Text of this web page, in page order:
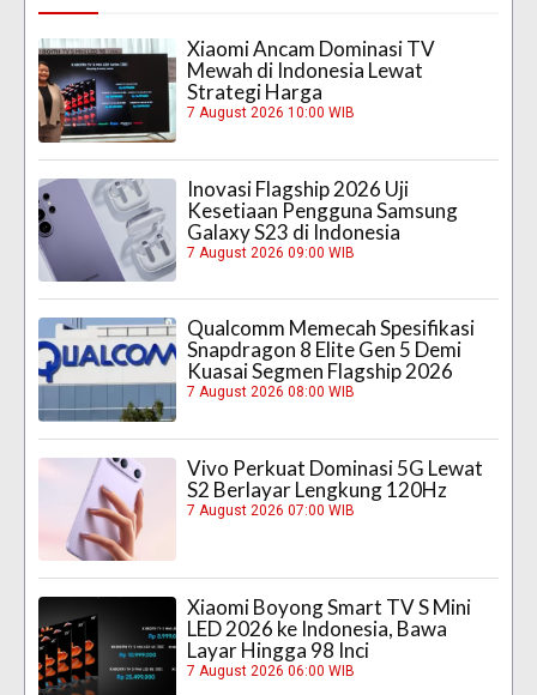
Xiaomi Ancam Dominasi TV
Mewah di Indonesia Lewat
Strategi Harga
7 August 2026 10:00 WIB
Inovasi Flagship 2026 Uji
Kesetiaan Pengguna Samsung
Galaxy S23 di Indonesia
7 August 2026 09:00 WIB
Qualcomm Memecah Spesifikasi
Snapdragon 8 Elite Gen 5 Demi
Kuasai Segmen Flagship 2026
7 August 2026 08:00 WIB
Vivo Perkuat Dominasi 5G Lewat
S2 Berlayar Lengkung 120Hz
7 August 2026 07:00 WIB
Xiaomi Boyong Smart TV S Mini
LED 2026 ke Indonesia, Bawa
Layar Hingga 98 Inci
7 August 2026 06:00 WIB